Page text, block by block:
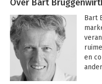
Over Bart
Bart
en